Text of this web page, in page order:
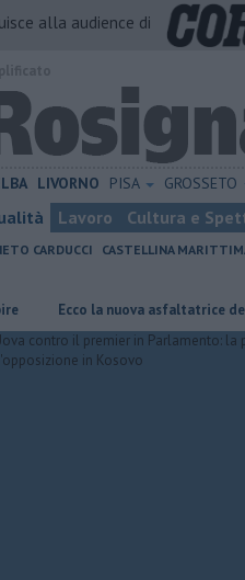
alla audience di
LIVORNO PISA GROSSETO
Lavoro Cultura e
CARDUCCI CASTELLINA
Ecco la nuova asfaltatrice del